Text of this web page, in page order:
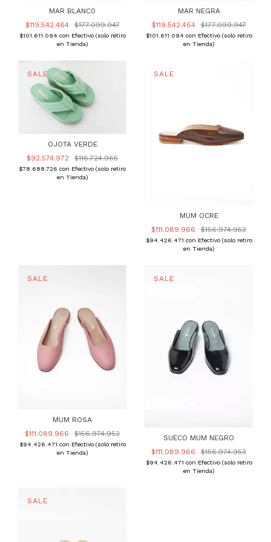
MAR BLANC0
$119.542.464
$177.099.947
$101.611.094 con Efectivo (solo retiro
en Tienda)
MAR NEGRA
$119.542.464
$177.099.947
$101.611.094 con Efectivo (solo retiro
en Tienda)
OJOTA VERDE
$92.574.972
$116.724.965
$78.688.726 con Efectivo (solo retiro
en Tienda)
MUM OCRE
$111.089.966
$156.974.953
$94.426.471 con Efectivo (solo retiro
en Tienda)
MUM ROSA
$111.089.966
$156.974.953
$94.426.471 con Efectivo (solo retiro
en Tienda)
SUECO MUM NEGRO
$111.089.966
$156.974.953
$94.426.471 con Efectivo (solo retiro
en Tienda)